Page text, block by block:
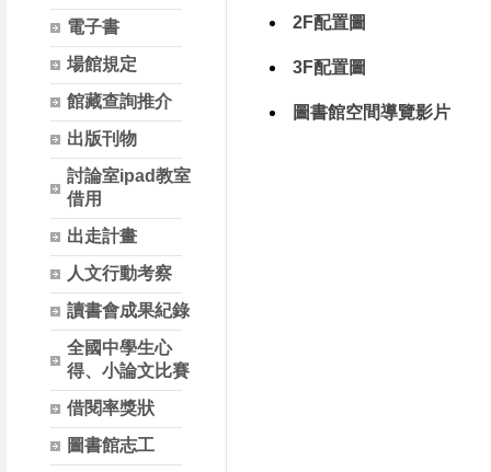
電子書
場館規定
館藏查詢推介
出版刊物
討論室ipad教室
借用
出走計畫
人文行動考察
讀書會成果紀錄
全國中學生心
得、小論文比賽
借閱率獎狀
圖書館志工
2F配置圖
3F配置圖
圖書館空間導覽影片